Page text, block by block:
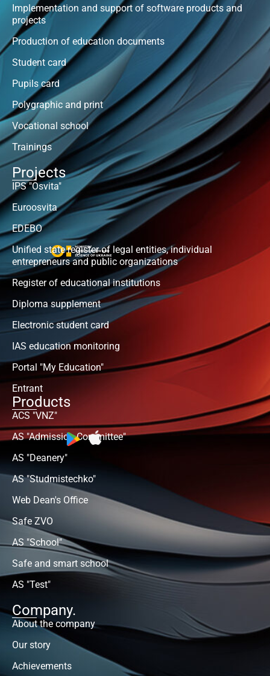
Implementation and support of software products and
projects
Production of education documents
Student card
Pupils card
Polygraphic and print
Vocational school
Trainings
Projects
IPS "Osvita"
Euroosvita
EDEBO
Unified state register of legal entities, individual
entrepreneurs and public organizations
Register of educational institutions
Diploma supplement
Electronic student card
IAS education monitoring
Portal "My Education"
Entrant
Products
ACS "VNZ"
AS "Admission Committee"
AS "Deanery"
AS "Studmistechko"
Web Dean's Office
Safe ZVO
AS "School"
Safe and smart school
AS "Test"
Company.
About the company
Our story
Achievements